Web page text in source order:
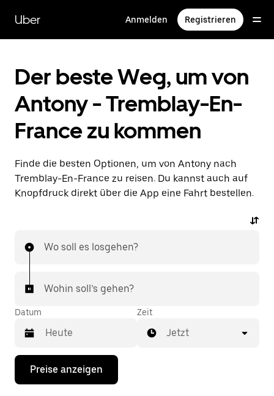
zum
Hauptinhalt
Uber Anmelden Registrieren
Der beste Weg, um von
Antony - Tremblay-En-
France zu kommen
Finde die besten Optionen, um von Antony nach
Tremblay-En-France zu reisen. Du kannst auch auf
Knopfdruck direkt über die App eine Fahrt bestellen.
Wo soll es losgehen?
Wohin soll’s gehen?
Datum
Drücke
Nach-
Zeit
Jetzt
Preise anzeigen